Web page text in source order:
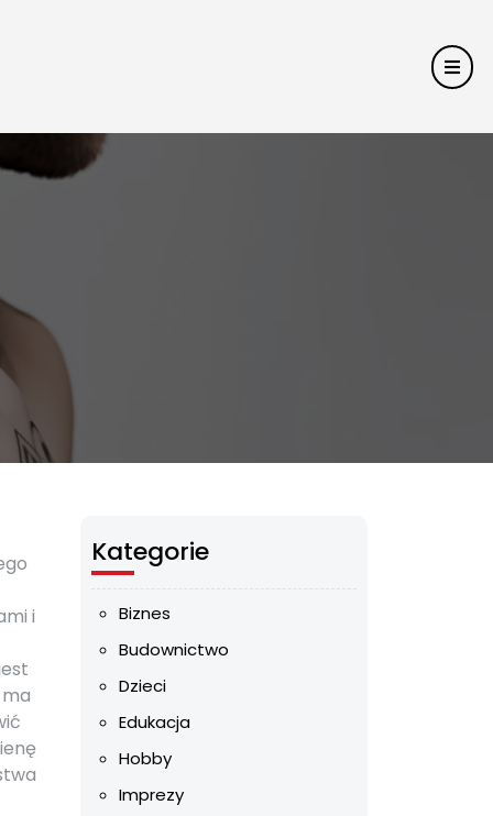
i
Kategorie
Biznes
Budownictwo
Dzieci
Edukacja
Hobby
Imprezy